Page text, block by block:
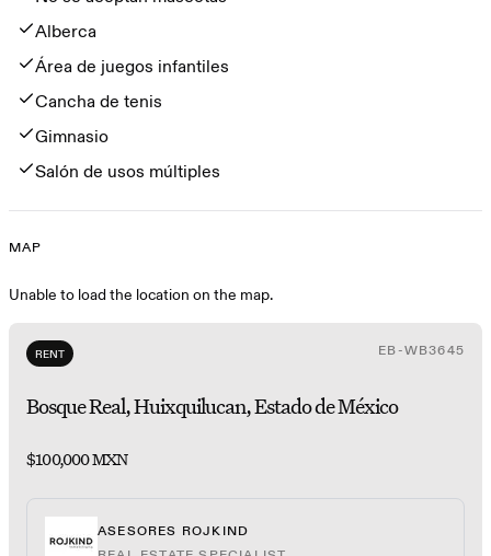
Alberca
Área de juegos infantiles
Cancha de tenis
Gimnasio
Salón de usos múltiples
Map
MAP
Unable to load the location on the map.
RENT EB-WB3645
Bosque Real, Huixquilucan, Estado de México
$100,000 MXN
ASESORES ROJKIND